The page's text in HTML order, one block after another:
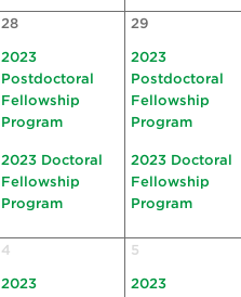
28
2023
Postdoctoral
Fellowship
Program
2023 Doctoral
Fellowship
Program
29
2023
Postdoctoral
Fellowship
Program
2023 Doctoral
Fellowship
Program
4
2023
5
2023